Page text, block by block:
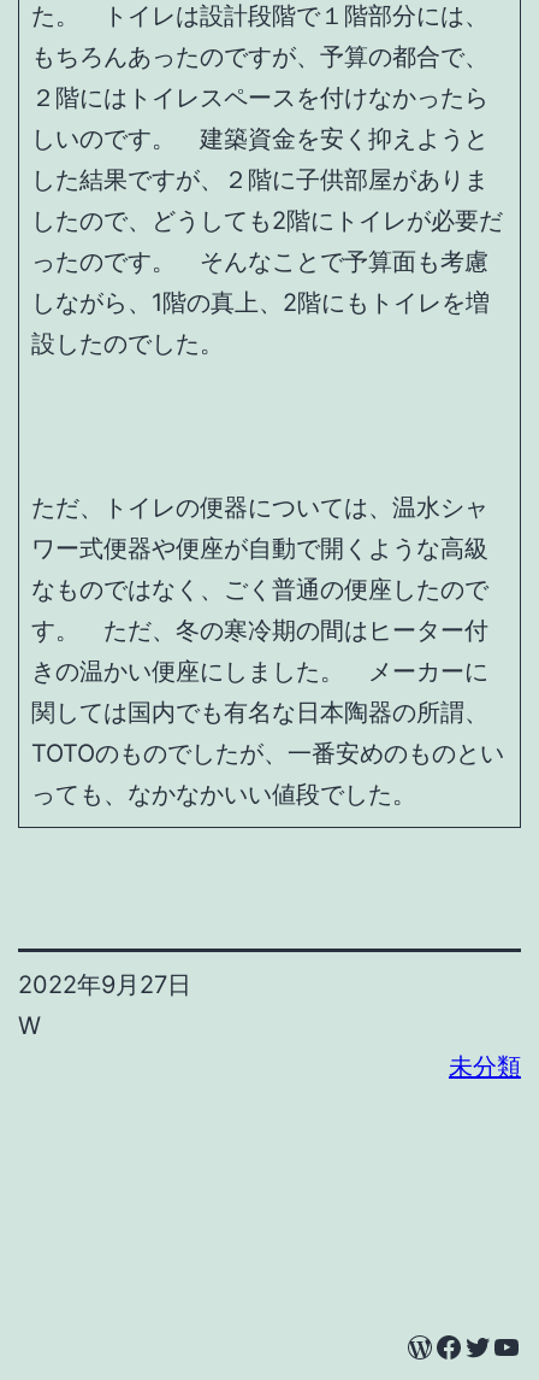
た。 トイレは設計段階で１階部分には、
もちろんあったのですが、予算の都合で、
２階にはトイレスペースを付けなかったら
しいのです。 建築資金を安く抑えようと
した結果ですが、２階に子供部屋がありま
したので、どうしても2階にトイレが必要だ
ったのです。 そんなことで予算面も考慮
しながら、1階の真上、2階にもトイレを増
設したのでした。
ただ、トイレの便器については、温水シャ
ワー式便器や便座が自動で開くような高級
なものではなく、ごく普通の便座したので
す。 ただ、冬の寒冷期の間はヒーター付
きの温かい便座にしました。 メーカーに
関しては国内でも有名な日本陶器の所謂、
TOTOのものでしたが、一番安めのものとい
っても、なかなかいい値段でした。
2022年9月27日
W
未分類
WordPress Facebook Twitter YouTube